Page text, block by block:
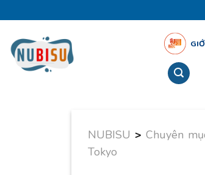
content
NUBISU >Chuyên
Tokyo